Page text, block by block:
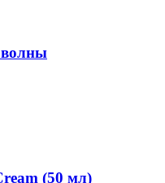
(50 мл)